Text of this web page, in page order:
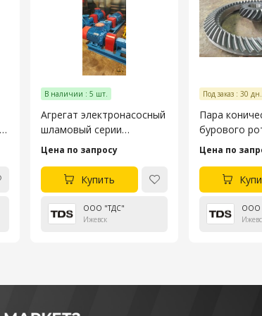
В наличии : 5 шт.
Агрегат электронасосный
шламовый серии
ГШНУ-250
Цена по запросу
Купить
ООО "ТДС"
Ижевск
Под заказ : 30 дн.
Пара
бурового
(ВЗБТ),
Цена по
ООО